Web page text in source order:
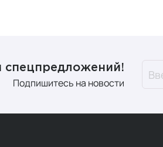
спецпредложений!
Подпишитесь на новости